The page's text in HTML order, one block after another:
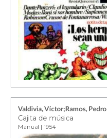
Valdivia, Víctor;Ramos, Pedro
Cajita de música
Manual | 1954